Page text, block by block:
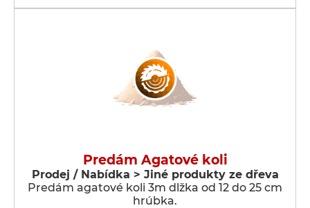
Predám Agatové koli
Prodej / Nabídka > Jiné produkty ze dřeva
Predám agatové koli 3m dlžka od 12 do 25 cm
hrúbka.